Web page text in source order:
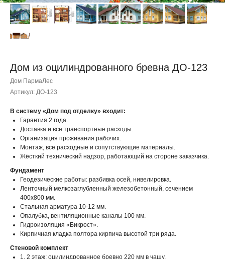
Дом из оцилиндрованного бревна ДО-123
Дом ПармаЛес
Артикул: ДО-123
В систему «Дом под отделку» входит:
Гарантия 2 года.
Доставка и все транспортные расходы.
Организация проживания рабочих.
Монтаж, все расходные и сопутствующие материалы.
Жёсткий технический надзор, работающий на стороне заказчика.
Фундамент
Геодезические работы: разбивка осей, нивелировка.
Ленточный мелкозаглубленный железобетонный, сечением
400х800 мм.
Стальная арматура 10-12 мм.
Опалубка, вентиляционные каналы 100 мм.
Гидроизоляция «Бикрост».
Кирпичная кладка полтора кирпича высотой три ряда.
Стеновой комплект
1, 2 этаж: оцилиндрованное бревно 220 мм в чашу.